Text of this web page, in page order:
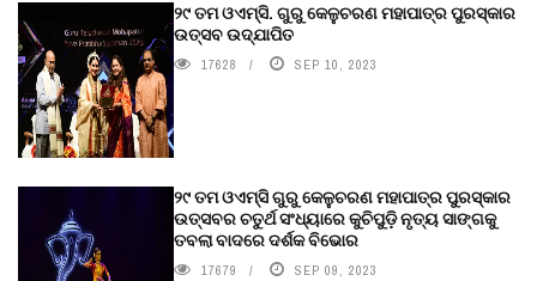
୨୯ ତମ ଓଏମ୍‌ସି. ଗୁରୁ କେଳୁଚରଣ ମହାପାତ୍ର ପୁରସ୍କାର
ଉତ୍ସବ ଉଦ୍‍ଯାପିତ
17628 SEP 10, 2023
୨୯ ତମ ଓଏମ୍‌ସି ଗୁରୁ କେଳୁଚରଣ ମହାପାତ୍ର ପୁରସ୍କାର
ଉତ୍ସବର ଚତୁର୍ଥ ସଂଧ୍ୟାରେ କୁଚିପୁଡ଼ି ନୃତ୍ୟ ସାଙ୍ଗକୁ
ତବଲା ବାଦରେ ଦର୍ଶକ ବିଭୋର
17679 SEP 09, 2023